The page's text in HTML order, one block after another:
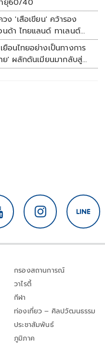
ยุ60/40
ง 'เสือเขียน' คว้ารอง
ด้า ไทยแลนด์ ทาเลนต์
อนไทยอย่างเป็นทางการ
' ผลักดันเมียนมากลับสู่
กรองสถานการณ์
วาไรตี้
กีฬา
ท่องเที่ยว – ศิลปวัฒนธรรม
ประชาสัมพันธ์
ภูมิภาค